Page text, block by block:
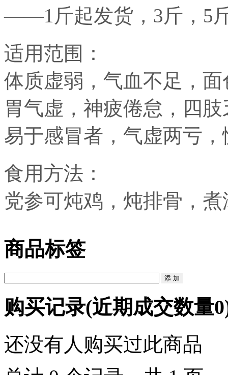
——1斤起发货，3斤，5
适用范围：
体质虚弱，气血不足，
胃气虚，神疲倦怠，四
易于感冒者，气虚两亏
食用方法：
党参可炖鸡，炖排骨，
商品标签
购买记录(近期成交数量0
还没有人购买过此商品